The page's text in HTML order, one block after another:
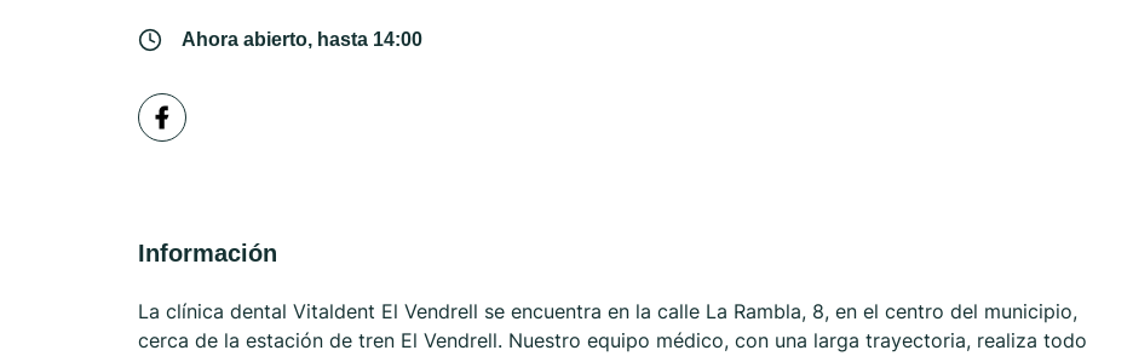
Ahora abierto, hasta 14:00
Información
La clínica dental Vitaldent El Vendrell se encuentra en la calle La Rambla, 8, en el centro del municipio,
cerca de la estación de tren El Vendrell. Nuestro equipo médico, con una larga trayectoria, realiza todo